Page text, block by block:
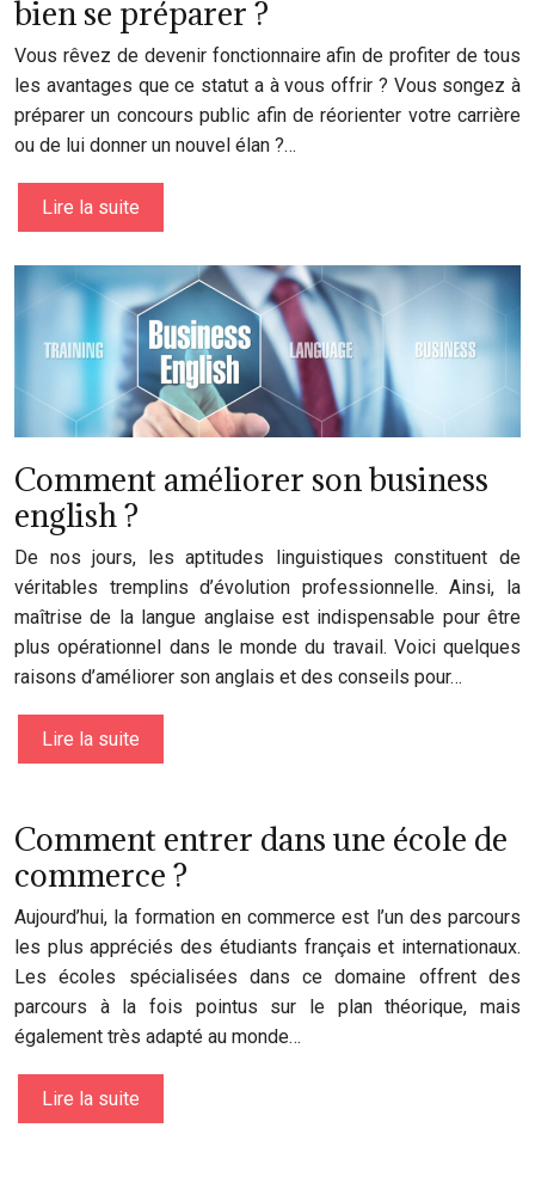
bien se préparer ?
Vous rêvez de devenir fonctionnaire afin de profiter de tous
les avantages que ce statut a à vous offrir ? Vous songez à
préparer un concours public afin de réorienter votre carrière
ou de lui donner un nouvel élan ?…
Lire la suite
Comment améliorer son business
english ?
De nos jours, les aptitudes linguistiques constituent de
véritables tremplins d’évolution professionnelle. Ainsi, la
maîtrise de la langue anglaise est indispensable pour être
plus opérationnel dans le monde du travail. Voici quelques
raisons d’améliorer son anglais et des conseils pour…
Lire la suite
Comment entrer dans une école de
commerce ?
Aujourd’hui, la formation en commerce est l’un des parcours
les plus appréciés des étudiants français et internationaux.
Les écoles spécialisées dans ce domaine offrent des
parcours à la fois pointus sur le plan théorique, mais
également très adapté au monde…
Lire la suite